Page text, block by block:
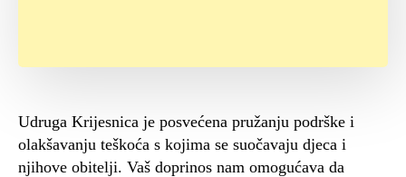
Udruga Krijesnica je posvećena pružanju podrške i
olakšavanju teškoća s kojima se suočavaju djeca i
njihove obitelji. Vaš doprinos nam omogućava da